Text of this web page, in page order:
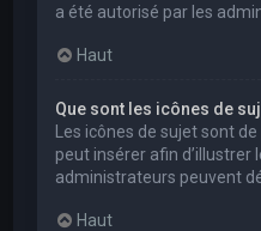
a été autorisé par les
Haut
Que sont les icônes de
Les icônes de sujet sont
peut insérer afin d’illustrer
administrateurs peuvent
Haut